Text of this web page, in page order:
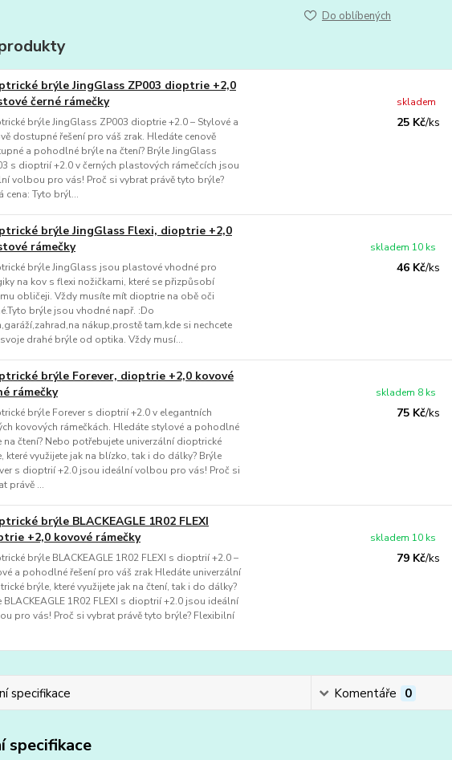
Do oblíbených
brýle JingGlass ZP003 dioptrie +2,0
černé rámečky
brýle JingGlass ZP003 dioptrie +2.0 – Stylové a
dostupné řešení pro váš zrak. Hledáte cenově
a pohodlné brýle na čtení? Brýle JingGlass
s dioptrií +2.0 v černých plastových rámečcích jsou
volbou pro vás! Proč si vybrat právě tyto brýle?
cena: Tyto brýl...
25 Kč/ks
skladem
brýle JingGlass Flexi, dioptrie +2,0
rámečky
brýle JingGlass jsou plastové vhodné pro
na kov s flexi nožičkami, které se přizpůsobí
obličeji. Vždy musíte mít dioptrie na obě oči
brýle jsou vhodné např. :Do
nákup,prostě tam,kde si nechcete
drahé brýle od optika. Vždy musí...
46 Kč/ks
skladem 10 ks
brýle Forever, dioptrie +2,0 kovové
rámečky
brýle Forever s dioptrií +2.0 v elegantních
kovových rámečkách. Hledáte stylové a pohodlné
na čtení? Nebo potřebujete univerzální dioptrické
které využijete jak na blízko, tak i do dálky? Brýle
s dioptrií +2.0 jsou ideální volbou pro vás! Proč si
právě ...
75 Kč/ks
skladem 8 ks
brýle BLACKEAGLE 1R02 FLEXI
+2,0 kovové rámečky
brýle BLACKEAGLE 1R02 FLEXI s dioptrií +2.0 –
a pohodlné řešení pro váš zrak Hledáte univerzální
brýle, které využijete jak na čtení, tak i do dálky?
BLACKEAGLE 1R02 FLEXI s dioptrií +2.0 jsou ideální
pro vás! Proč si vybrat právě tyto brýle? Flexibilní
79 Kč/ks
skladem 10 ks
specifikace Komentáře 0
specifikace